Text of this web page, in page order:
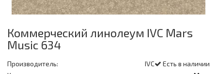
Коммерческий линолеум IVC Mars
Music 634
Есть в наличии
Производитель:
IVC